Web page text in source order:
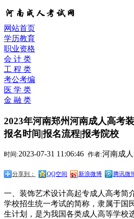
网站首页
学历教育
职业资格
会 计 类
工 程 类
考公考编
医 学 类
金 融 类
2023年河南郑州河南成人高考
报名时间|报名流程|报考院校
时间:2023-07-31 11:06:46 作者:河南成
分享到： QQ空间 新浪微博 腾讯微
一、装饰艺术设计高起专成人高考简
学校招生统一考试的简称，隶属于国
生计划，是为我国各类成人高等学校